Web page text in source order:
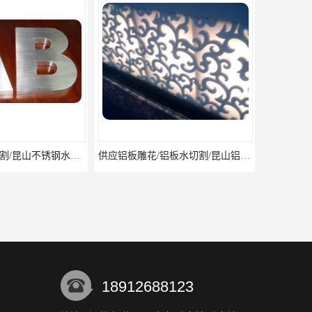
供应不锈钢水切割/昆山不锈钢水切割加工厂/上海不锈钢水切割加工厂 供应铝板雕花/铝板水切割/昆山铝板水切割加工厂
18912688123